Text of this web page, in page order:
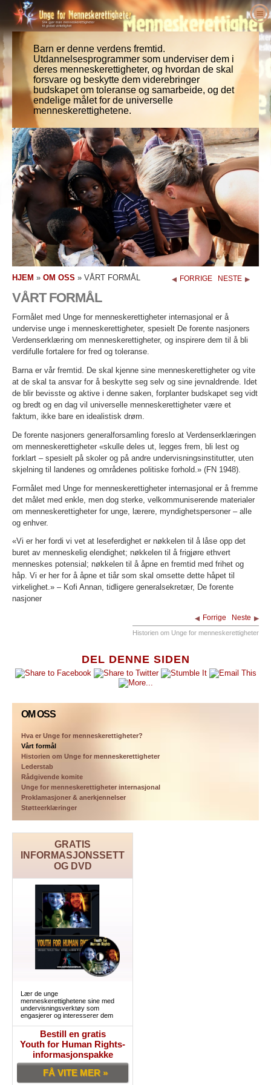
Om oss
Hva er Unge for menneskerettigheter?
Vårt formål
Historien om Unge for menneskerettigheter
Lederstab
Rådgivende komite
UFMRI’s samarbeidspartnere
Proklamasjoner & anerkjennelser
Støtteerklæringer
Hva er menneskerettigheter?
Menneskerettigheter definert
Bakgrunnen for menneskerettighetene
Verdenserklæringen om
Menneskerettigheter
Lœrere
Velkommen
Detaljer om undervisningspakken
Resultater fra lærere
Menneskerettighetspensum
Pedagog programmere
program implementering
Gjør noe med det
Engasjer deg
petisjon
Medlemskap & donasjon
Grupper
Konkurranser
Forkjempere for menneskerettigheter
Forkjempere for menneskerettigheter
Menneskerettighetsorganisasjoner
Menneskerettighetsovergrep
Nyheter
Ordre
Kontakt
Barn er denne verdens fremtid.
Utdannelsesprogrammer som underviser dem i
deres menneskerettigheter, og hvordan de skal
forsvare og beskytte dem viderebringer
budskapet om toleranse og samarbeide, og det
endelige målet for de universelle
menneskerettighetene.
HJEM » OM OSS » VÅRT FORMÅL FORRIGE NESTE
DEL DENNE SIDEN
OM OSS
Hva er Unge for menneskerettigheter?
Vårt formål
Historien om Unge for menneskerettigheter
Lederstab
Rådgivende komite
Unge for menneskerettigheter internasjonal
Proklamasjoner & anerkjennelser
Støtteerklæringer
GRATIS
INFORMASJONSSETT
OG DVD
Lær de unge
menneskerettighetene sine med
undervisningsverktøy som
engasjerer og interesserer dem
Bestill en gratis
Youth for Human Rights-
informasjonspakke
FÅ VITE MER »
VÅRT FORMÅL
Formålet med Unge for menneskerettigheter internasjonal er å
undervise unge i menneskerettigheter, spesielt De forente nasjoners
Verdenserklæring om menneskerettigheter, og inspirere dem til å bli
verdifulle fortalere for fred og toleranse.
Barna er vår fremtid. De skal kjenne sine menneskerettigheter og vite
at de skal ta ansvar for å beskytte seg selv og sine jevnaldrende. Idet
de blir bevisste og aktive i denne saken, forplanter budskapet seg vidt
og bredt og en dag vil universelle menneskerettigheter være et
faktum, ikke bare en idealistisk drøm.
De forente nasjoners generalforsamling foreslo at Verdenserklæringen
om menneskerettigheter «skulle deles ut, legges frem, bli lest og
forklart – spesielt på skoler og på andre undervisningsinstitutter, uten
skjelning til landenes og områdenes politiske forhold.» (FN 1948).
Formålet med Unge for menneskerettigheter internasjonal er å fremme
det målet med enkle, men dog sterke, velkommuniserende materialer
om menneskerettigheter for unge, lærere, myndighetspersoner – alle
og enhver.
«Vi er her fordi vi vet at leseferdighet er nøkkelen til å låse opp det
buret av menneskelig elendighet; nøkkelen til å frigjøre ethvert
menneskes potensial; nøkkelen til å åpne en fremtid med frihet og
håp. Vi er her for å åpne et tiår som skal omsette dette håpet til
virkelighet.» – Kofi Annan, tidligere generalsekretær, De forente
nasjoner
Forrige Neste
Historien om Unge for menneskerettigheter